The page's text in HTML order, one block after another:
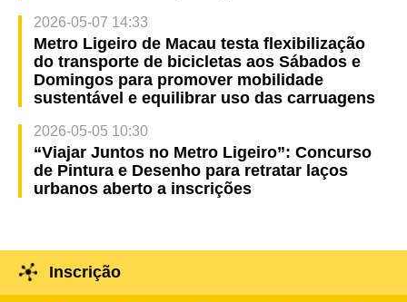
2026-05-07 14:33
Metro Ligeiro de Macau testa flexibilização
do transporte de bicicletas aos Sábados e
Domingos para promover mobilidade
sustentável e equilibrar uso das carruagens
2026-05-05 10:30
“Viajar Juntos no Metro Ligeiro”: Concurso
de Pintura e Desenho para retratar laços
urbanos aberto a inscrições
Inscrição